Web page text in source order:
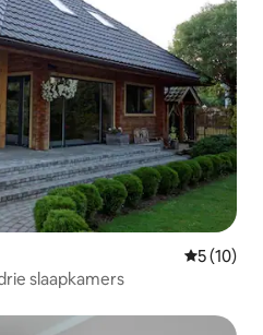
5 (10)
slaapkamers